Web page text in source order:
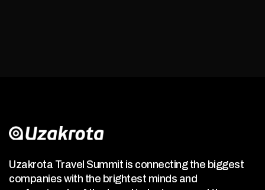
Uzakrota Travel Summit is connecting the biggest
companies with the brightest minds and